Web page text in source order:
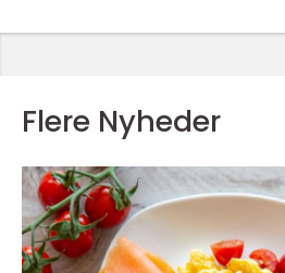
Flere Nyheder